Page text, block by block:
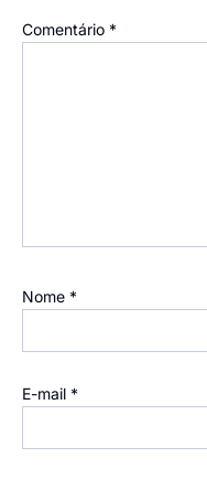
Comentário *
Nome *
E-mail *